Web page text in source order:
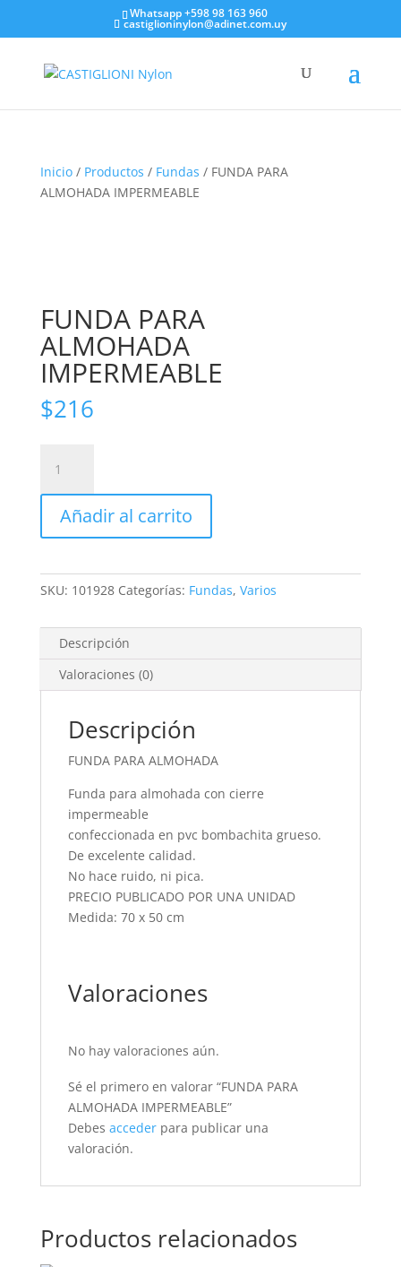
Whatsapp +598 98 163 960
castiglioninylon@adinet.com.uy
Inicio/ Productos / Fundas / FUNDA PARA
ALMOHADA IMPERMEABLE
FUNDA PARA
ALMOHADA
IMPERMEABLE
$216
PARA
ALMOHADA
IMPERMEABLE
cantidad
Añadir al carrito
SKU: 101928 Categorías: Fundas, Varios
Descripción
Valoraciones (0)
Descripción
FUNDA PARA ALMOHADA
Funda para almohada con cierre
impermeable
confeccionada en pvc bombachita grueso.
De excelente calidad.
No hace ruido, ni pica.
PRECIO PUBLICADO POR UNA UNIDAD
Medida: 70 x 50 cm
Valoraciones
No hay valoraciones aún.
Sé el primero en valorar “FUNDA PARA
ALMOHADA IMPERMEABLE”
Debes accederpara publicar una
valoración.
Productos relacionados